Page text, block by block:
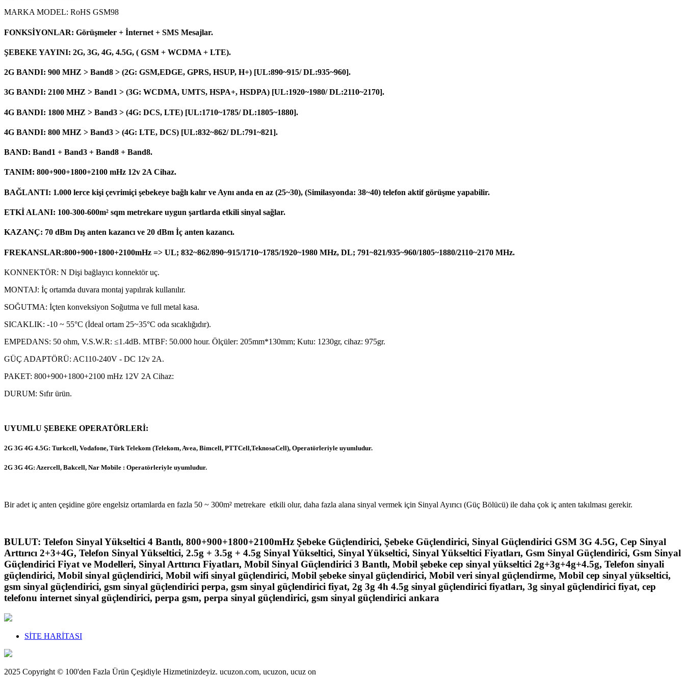
MARKA MODEL: RoHS GSM98
FONKSİYONLAR: Görüşmeler + İnternet + SMS Mesajlar.
ŞEBEKE YAYINI: 2G, 3G, 4G, 4.5G, ( GSM + WCDMA + LTE).
2G BANDI: 900 MHZ > Band8 > (2G: GSM,EDGE, GPRS, HSUP, H+) [UL:890~915/ DL:935~960].
3G BANDI: 2100 MHZ > Band1 > (3G: WCDMA, UMTS, HSPA+, HSDPA) [UL:1920~1980/ DL:2110~2170].
4G BANDI: 1800 MHZ > Band3 > (4G: DCS, LTE) [UL:1710~1785/ DL:1805~1880].
4G BANDI: 800 MHZ > Band3 > (4G: LTE, DCS) [UL:832~862/ DL:791~821].
BAND: Band1 + Band3 + Band8 + Band8.
TANIM: 800+900+1800+2100 mHz 12v 2A Cihaz.
BAĞLANTI: 1.000 lerce kişi çevrimiçi şebekeye bağlı kalır ve Aynı anda en az (25~30), (Similasyonda: 38~40) telefon aktif görüşme yapabilir.
ETKİ ALANI: 100-300-600m² sqm metrekare uygun şartlarda etkili sinyal sağlar.
KAZANÇ: 70 dBm Dış anten kazancı ve 20 dBm İç anten kazancı.
FREKANSLAR:800+900+1800+2100mHz => UL; 832~862/890~915/1710~1785/1920~1980 MHz, DL; 791~821/935~960/1805~1880/2110~2170 MHz.
KONNEKTÖR: N Dişi bağlayıcı konnektör uç.
MONTAJ: İç ortamda duvara montaj yapılırak kullanılır.
SOĞUTMA: İçten konveksiyon Soğutma ve full metal kasa.
SICAKLIK: -10 ~ 55°C (İdeal ortam 25~35°C oda sıcaklığıdır).
EMPEDANS: 50 ohm, V.S.W.R: ≤1.4dB. MTBF: 50.000 hour. Ölçüler: 205mm*130mm; Kutu: 1230gr, cihaz: 975gr.
GÜÇ ADAPTÖRÜ: AC110-240V - DC 12v 2A.
PAKET: 800+900+1800+2100 mHz 12V 2A Cihaz:
DURUM: Sıfır ürün.
UYUMLU ŞEBEKE OPERATÖRLERİ:
2G 3G 4G 4.5G: Turkcell, Vodafone, Türk Telekom (Telekom, Avea, Bimcell, PTTCell,TeknosaCell), Operatörleriyle uyumludur.
2G 3G 4G: Azercell, Bakcell, Nar Mobile : Operatörleriyle uyumludur.
Bir adet iç anten çeşidine göre engelsiz ortamlarda en fazla 50 ~ 300m² metrekare etkili olur, daha fazla alana sinyal vermek için Sinyal Ayırıcı (Güç Bölücü) ile daha çok iç anten takılması gerekir.
BULUT: Telefon Sinyal Yükseltici 4 Bantlı, 800+900+1800+2100mHz Şebeke Güçlendirici, Şebeke Güçlendirici, Sinyal Güçlendirici GSM 3G 4.5G, Cep Sinyal
Arttırıcı 2+3+4G, Telefon Sinyal Yükseltici, 2.5g + 3.5g + 4.5g Sinyal Yükseltici, Sinyal Yükseltici, Sinyal Yükseltici Fiyatları, Gsm Sinyal Güçlendirici, Gsm Sinyal
Güçlendirici Fiyat ve Modelleri, Sinyal Arttırıcı Fiyatları, Mobil Sinyal Güçlendirici 3 Bantlı, Mobil şebeke cep sinyal yükseltici 2g+3g+4g+4.5g, Telefon sinyali
güçlendirici, Mobil sinyal güçlendirici, Mobil wifi sinyal güçlendirici, Mobil şebeke sinyal güçlendirici, Mobil veri sinyal güçlendirme, Mobil cep sinyal yükseltici,
gsm sinyal güçlendirici, gsm sinyal güçlendirici perpa, gsm sinyal güçlendirici fiyat, 2g 3g 4h 4.5g sinyal güçlendirici fiyatları, 3g sinyal güçlendirici fiyat, cep
telefonu internet sinyal güçlendirici, perpa gsm, perpa sinyal güçlendirici, gsm sinyal güçlendirici ankara
SİTE HARİTASI
2025 Copyright © 100'den Fazla Ürün Çeşidiyle Hizmetinizdeyiz. ucuzon.com, ucuzon, ucuz on